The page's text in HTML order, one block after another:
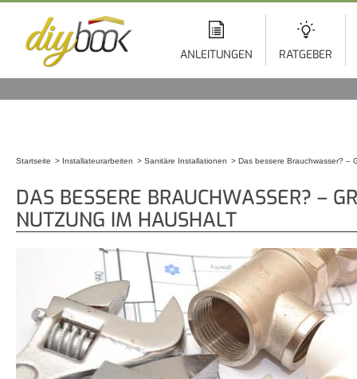
ANLEITUNGEN RATGEBER
Startseite Installateurarbeiten Sanitäre Installationen Das bessere Brauchwasser? –
DAS BESSERE BRAUCHWASSER? –
NUTZUNG IM HAUSHALT